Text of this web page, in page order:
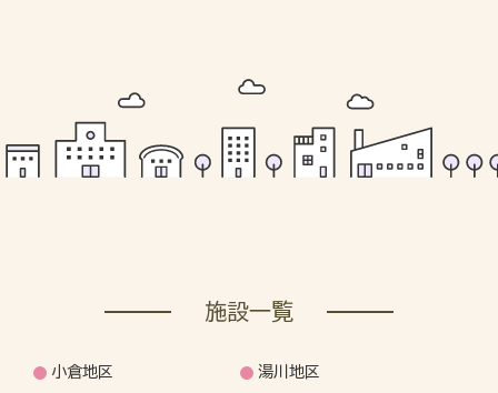
施設一覧
小倉地区 湯川地区